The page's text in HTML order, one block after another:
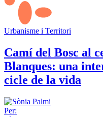
Urbanisme i Territori
Camí del Bosc al
Blanques: una
cicle de la vida
Per: